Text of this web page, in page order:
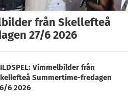
från Skellefteå
27/6 2026
Vimmelbilder från
Summertime-fredagen
6 2026